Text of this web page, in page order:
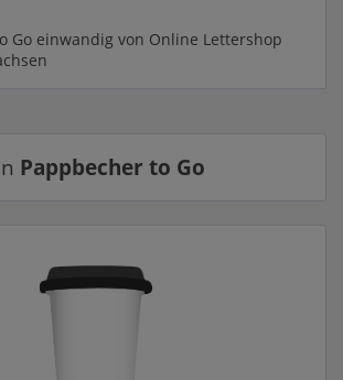
Go einwandig von Online Lettershop
Pappbecher to Go